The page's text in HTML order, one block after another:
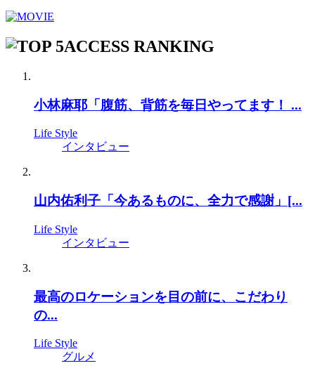
ACCESS RANKING
小林麻耶「腹筋、背筋を毎日やってます！ ...
Life Style
インタビュー
山内佑利子「今あるものに、全力で感謝」[...
Life Style
インタビュー
最高のロケーションを目の前に、こだわり
の...
Life Style
グルメ